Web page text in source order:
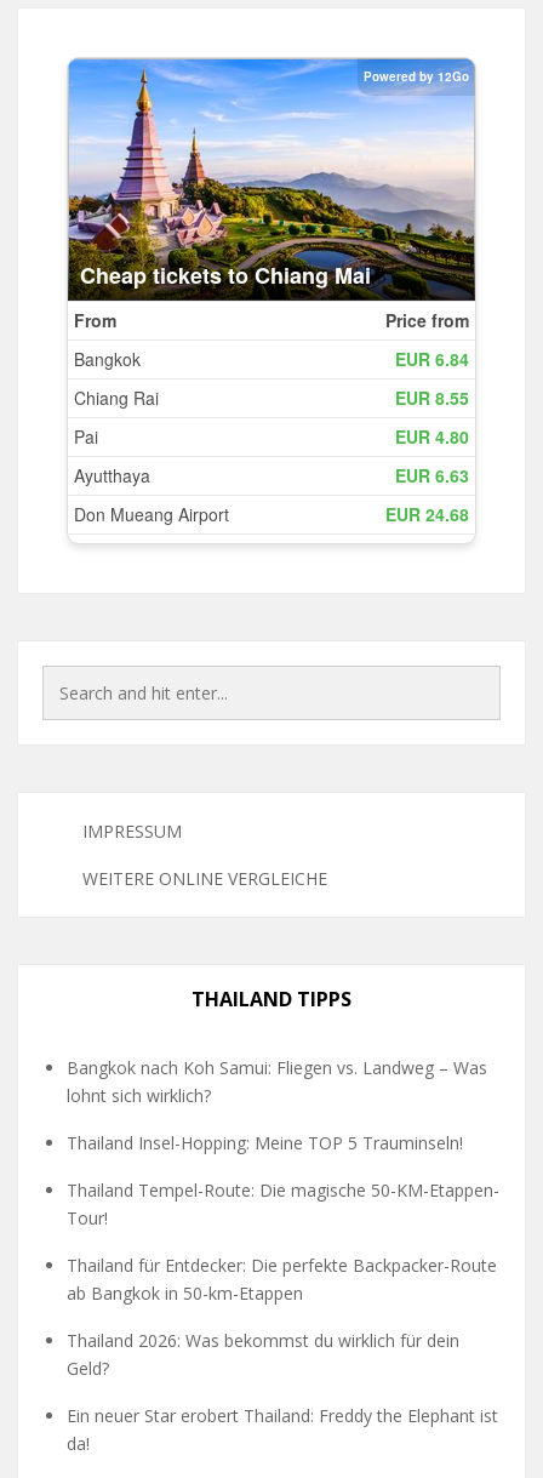
IMPRESSUM
WEITERE ONLINE VERGLEICHE
THAILAND TIPPS
Bangkok nach Koh Samui: Fliegen vs. Landweg – Was
lohnt sich wirklich?
Thailand Insel-Hopping: Meine TOP 5 Trauminseln!
Thailand Tempel-Route: Die magische 50-KM-Etappen-
Tour!
Thailand für Entdecker: Die perfekte Backpacker-Route
ab Bangkok in 50-km-Etappen
Thailand 2026: Was bekommst du wirklich für dein
Geld?
Ein neuer Star erobert Thailand: Freddy the Elephant ist
da!